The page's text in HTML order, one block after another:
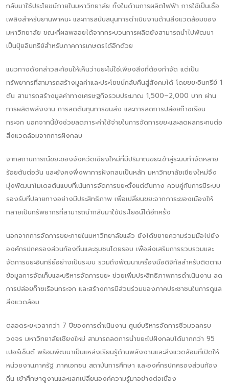
กลับมาใช้ประโยชน์ภายในมหาวิทยาลัย ทั้งในด้านการผลิตไฟฟ้า การใช้เป็นเชื้อ
เพลิงสำหรับยานพาหนะ และการสนับสนุนการดำเนินงานด้านสิ่งแวดล้อมของ
มหาวิทยาลัย ขณะที่ผลพลอยได้จากกระบวนการผลิตยังสามารถนำไปพัฒนา
เป็นปุ๋ยอินทรีย์สำหรับภาคการเกษตรได้อีกด้วย
แนวทางดังกล่าวสะท้อนให้เห็นว่าขยะไม่ใช่เพียงสิ่งที่ต้องกำจัด แต่เป็น
ทรัพยากรที่สามารถสร้างมูลค่าและประโยชน์กลับคืนสู่สังคมได้ โดยขยะอินทรีย์ 1
ตัน สามารถสร้างมูลค่าทางเศรษฐกิจรวมประมาณ 1,500–2,000 บาท ผ่าน
การผลิตพลังงาน การลดต้นทุนการขนส่ง และการลดการปล่อยก๊าซเรือน
กระจก นอกจากนี้ยังช่วยลดภาระค่าใช้จ่ายในการจัดการขยะและลดผลกระทบต่อ
สิ่งแวดล้อมจากการฝังกลบ
จากสถานการณ์ขยะของจังหวัดเชียงใหม่ที่มีปริมาณขยะเข้าสู่ระบบกำจัดหลาย
ร้อยตันต่อวัน และยังคงพึ่งพาการฝังกลบเป็นหลัก มหาวิทยาลัยเชียงใหม่จึง
มุ่งพัฒนาโมเดลต้นแบบที่เน้นการจัดการขยะตั้งแต่ต้นทาง ควบคู่กับการมีระบบ
รองรับที่ปลายทางอย่างมีประสิทธิภาพ เพื่อเปลี่ยนขยะจากภาระของเมืองให้
กลายเป็นทรัพยากรที่สามารถนำกลับมาใช้ประโยชน์ได้อีกครั้ง
นอกจากการจัดการขยะภายในมหาวิทยาลัยแล้ว ยังได้ขยายความร่วมมือไปยัง
องค์กรปกครองส่วนท้องถิ่นและชุมชนโดยรอบ เพื่อส่งเสริมการรวบรวมและ
จัดการขยะอินทรีย์อย่างเป็นระบบ รวมถึงพัฒนาเครื่องมือดิจิทัลสำหรับติดตาม
ข้อมูลการจัดเก็บและบริหารจัดการขยะ ช่วยเพิ่มประสิทธิภาพการดำเนินงาน ลด
การปล่อยก๊าซเรือนกระจก และสร้างการมีส่วนร่วมของภาคประชาชนในการดูแล
สิ่งแวดล้อม
ตลอดระยะเวลากว่า 7 ปีของการดำเนินงาน ศูนย์บริหารจัดการชีวมวลครบ
วงจร มหาวิทยาลัยเชียงใหม่ สามารถลดการนำขยะไปฝังกลบได้มากกว่า 95
เปอร์เซ็นต์ พร้อมพัฒนาเป็นแหล่งเรียนรู้ด้านพลังงานและสิ่งแวดล้อมที่เปิดให้
หน่วยงานภาครัฐ ภาคเอกชน สถาบันการศึกษา และองค์กรปกครองส่วนท้อง
ถิ่น เข้าศึกษาดูงานและแลกเปลี่ยนองค์ความรู้มาอย่างต่อเนื่อง